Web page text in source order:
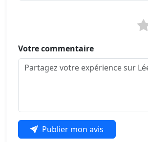
Votre commentaire
Publier mon avis